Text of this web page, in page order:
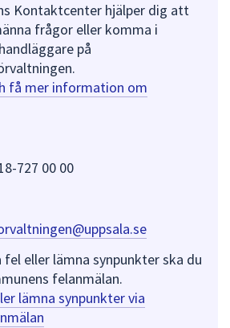
Kontaktcenter hjälper dig att
frågor eller komma i
på
få mer information om
727 00 00
eller lämna synpunkter ska du
felanmälan.
lämna synpunkter via